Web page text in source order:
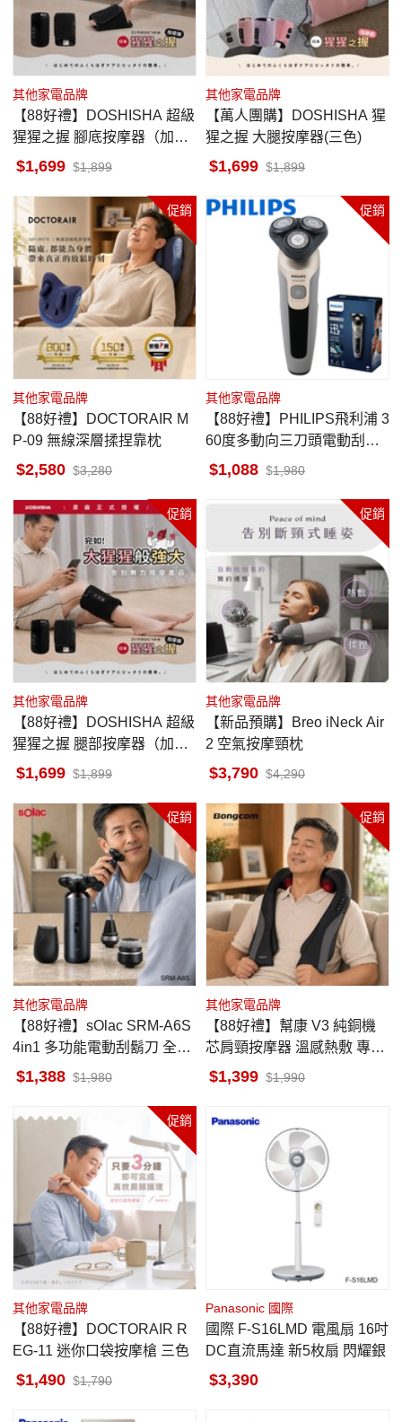
其他家電品牌
【88好禮】DOSHISHA 超級
猩猩之握 腳底按摩器（加強
版）
1,699 1,899
其他家電品牌
【萬人團購】DOSHISHA 猩
猩之握 大腿按摩器(三色)
1,699 1,899
促銷
其他家電品牌
【88好禮】DOCTORAIR M
P-09 無線深層揉捏靠枕
2,580 3,280
促銷
其他家電品牌
【88好禮】PHILIPS飛利浦 3
60度多動向三刀頭電動刮鬍
刀 S5266
1,088 1,980
促銷
其他家電品牌
【88好禮】DOSHISHA 超級
猩猩之握 腿部按摩器（加強
版）
1,699 1,899
促銷
其他家電品牌
【新品預購】Breo iNeck Air
2 空氣按摩頸枕
3,790 4,290
促銷
其他家電品牌
【88好禮】sOlac SRM-A6S
4in1 多功能電動刮鬍刀 全機
防水
1,388 1,980
促銷
其他家電品牌
【88好禮】幫康 V3 純銅機
芯肩頸按摩器 溫感熱敷 專屬
按摩師
1,399 1,990
促銷
其他家電品牌
【88好禮】DOCTORAIR R
EG-11 迷你口袋按摩槍 三色
1,490 1,790
Panasonic 國際
國際 F-S16LMD 電風扇 16吋
DC直流馬達 新5枚扇 閃耀銀
3,390